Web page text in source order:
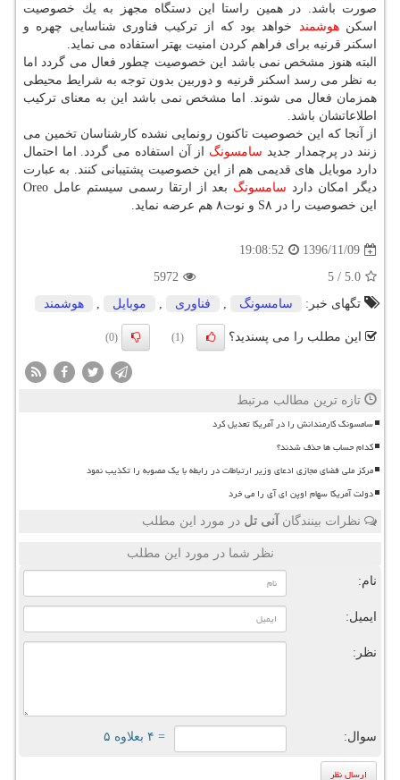
صورت باشد. در همین راستا این دستگاه مجهز به یك خصوصیت
اسكنهوشمند
خواهد بود كه از تركیب فناوری شناسایی چهره و
اسكنر قرنیه برای فراهم كردن امنیت بهتر استفاده می نماید.
البته هنوز مشخص نمی باشد این خصوصیت چطور فعال می گردد اما
به نظر می رسد اسكنر قرنیه و دوربین بدون توجه به شرایط محیطی
همزمان فعال می شوند. اما مشخص نمی باشد این به معنای تركیب
اطلاعاتشان باشد.
از آنجا كه این خصوصیت تاكنون رونمایی نشده كارشناسان تخمین می
زنند در پرچمدار جدید سامسونگ از آن استفاده می گردد. اما احتمال
دارد موبایل های قدیمی هم از این خصوصیت پشتیبانی كنند. به عبارت
دیگر امكان دارد سامسونگ
بعد از ارتقا رسمی سیستم عامل Oreo
این خصوصیت را در S۸ و نوت۸ هم عرضه نماید.
1396/11/09
19:08:52
5.0
/
5
5972
تگهای خبر:
سامسونگ , فناوری , موبایل , هوشمند
این مطلب را می پسندید؟ (1)
(0)
تازه ترین مطالب مرتبط
سامسونگ کارمندانش را در آمریکا تعدیل کرد
کدام حساب ها حذف شدند؟
مرکز ملی فضای مجازی ادعای وزیر ارتباطات در رابطه با یک مصوبه را تکذیب نمود
دولت آمریکا سهام اوپن ای آی را می خرد
نظرات بینندگان آنی تل در مورد این مطلب
نظر شما در مورد این مطلب
نام:
ایمیل:
نظر:
سوال: = ۴ بعلاوه ۵